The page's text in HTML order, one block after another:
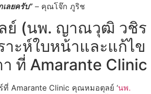
ลยครับ” – คุณโจ๊ก ภูริช
ย์ (นพ. ญาณวุฒิ วชิร
าะห์ใบหน้าและแก้ไข
ที่ Amarante Clinic
ที่ Amarante Clinic คุณหมอตุลย์ ‘นพ.